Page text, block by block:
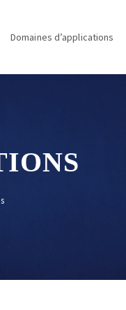
Domaines d’applications